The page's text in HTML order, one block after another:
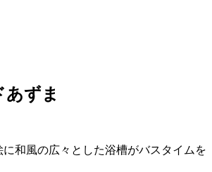
ずま
和風の広々とした浴槽がバスタイムを